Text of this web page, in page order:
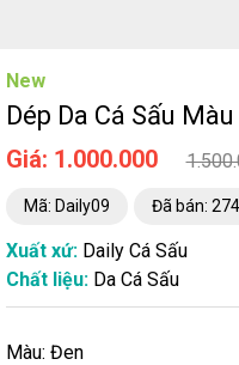
New
Dép Da Cá Sấu
Giá: 1.000.000
Mã: Daily09 Đã bán:
Xuất xứ: Daily Cá Sấu
Chất liệu: Da Cá Sấu
Màu: Đen